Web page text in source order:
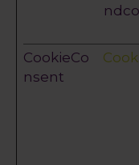
CookieCo
nsent